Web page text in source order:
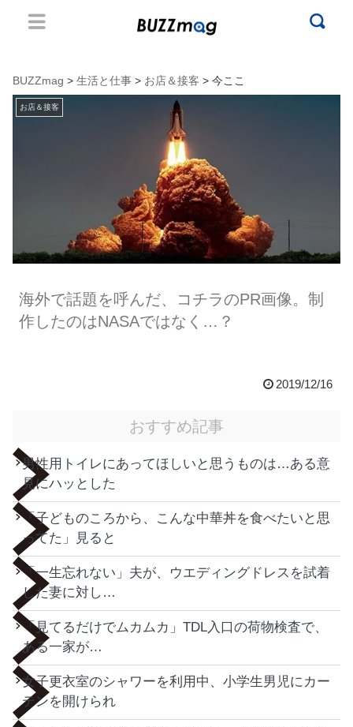
BUZZmag > 生活と仕事 > お店＆接客 > 今ここ
お店＆接客
海外で話題を呼んだ、コチラのPR画像。制
作したのはNASAではなく…？
2019/12/16
おすすめ記事
男性用トイレにあってほしいと思うものは…ある意
見にハッとした
「子どものころから、こんな中華丼を食べたいと思
ってた」見ると
「一生忘れない」夫が、ウエディングドレスを試着
した妻に対し…
「見てるだけでムカムカ」TDL入口の荷物検査で、
ある一家が…
女子更衣室のシャワーを利用中、小学生男児にカー
テンを開けられ